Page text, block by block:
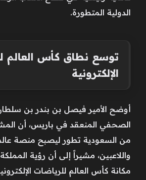
الدولية المتطورة.
توسع نطاق كأس العالم
الإلكترونية
أوضح الأمير فيصل بن بندر بن
الصحفي المنعقد في باريس، أن
من السعودية تطور ليصبح منصة
واللاعبين، مشيراً إلى أن رؤية
مكانة كأس العالم للرياضات